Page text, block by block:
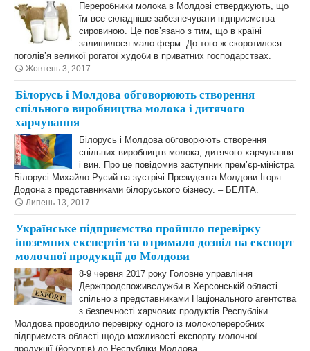
Переробники молока в Молдові стверджують, що
їм все складніше забезпечувати підприємства
сировиною. Це пов’язано з тим, що в країні
залишилося мало ферм. До того ж скоротилося
поголів’я великої рогатої худоби в приватних господарствах.
Жовтень 3, 2017
Білорусь і Молдова обговорюють створення
спільного виробництва молока і дитячого
харчування
Білорусь і Молдова обговорюють створення
спільних виробництв молока, дитячого харчування
і вин. Про це повідомив заступник прем’єр-міністра
Білорусі Михайло Русий на зустрічі Президента Молдови Ігоря
Додона з представниками білоруського бізнесу. – БЕЛТА.
Липень 13, 2017
Українське підприємство пройшло перевірку
іноземних експертів та отримало дозвіл на експорт
молочної продукції до Молдови
8-9 червня 2017 року Головне управління
Держпродспоживслужби в Херсонській області
спільно з представниками Національного агентства
з безпечності харчових продуктів Республіки
Молдова проводило перевірку одного із молокопереробних
підприємств області щодо можливості експорту молочної
продукції (йогуртів) до Республіки Молдова.